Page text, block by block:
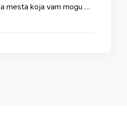
mesta koja vam mogu …